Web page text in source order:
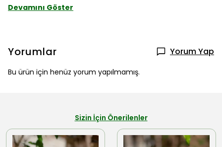
Devamını Göster
Yorumlar Yorum Yap
Bu ürün için henüz yorum yapılmamış.
Sizin İçin Önerilenler